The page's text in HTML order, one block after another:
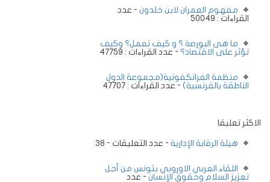
مفهوم العمران لابن خلدون - عدد
القراءات : 50049
ما هى البورصة ؟ و كيف تعمل؟ وكيف
تؤثر على الاقتصاد؟ - عدد القراءات : 47759
منظمة الفرانكفونية(مجموعة الدول
الناطقة بالفرنسية) - عدد القراءات : 47707
الاكثر تعليقا
هيئة الرقابة الإدارية - عدد التعليقات - 38
اللقاء العربي الاوروبي بتونس من أجل
تعزيز السلام وحقوق الإنسان - عدد